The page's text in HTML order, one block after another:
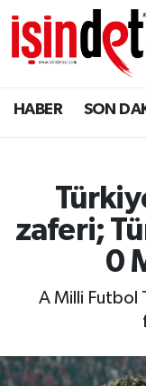
HABER SON
zaferi;
0
A Milli Futbol
DÜNYA
Eğitim
ENERJİ
HABER
Nöbetçi
Hava Durumu
İstanbul
Trafik
Süper Lig
Tüm